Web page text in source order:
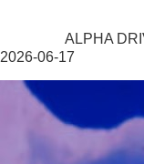
ALPHA
2026-06-17